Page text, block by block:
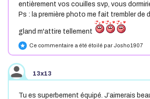
entièrement vos couilles svp, vous
Ps : la première photo me fait trembler de
gland m'attire tellement
star Ce commentaire a été étoilé par Josho1907
13x13
Tu es superbement équipé. J’aimerais